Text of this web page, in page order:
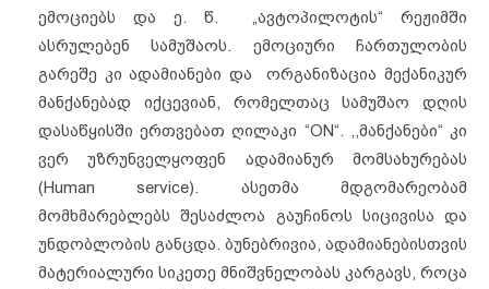
ემოციებს და ე. წ. „ავტოპილოტის“ რეჟიმში
ასრულებენ სამუშაოს. ემოციური ჩართულობის
გარეშე კი ადამიანები და ორგანიზაცია მექანიკურ
მანქანებად იქცევიან, რომელთაც სამუშაო დღის
დასაწყისში ერთვებათ ღილაკი “ON“. ,,მანქანები“ კი
ვერ უზრუნველყოფენ ადამიანურ მომსახურებას
(Human service). ასეთმა მდგომარეობამ
მომხმარებლებს შესაძლოა გაუჩინოს სიცივისა და
უნდობლობის განცდა. ბუნებრივია, ადამიანებისთვის
მატერიალური სიკეთე მნიშვნელობას კარგავს, როცა